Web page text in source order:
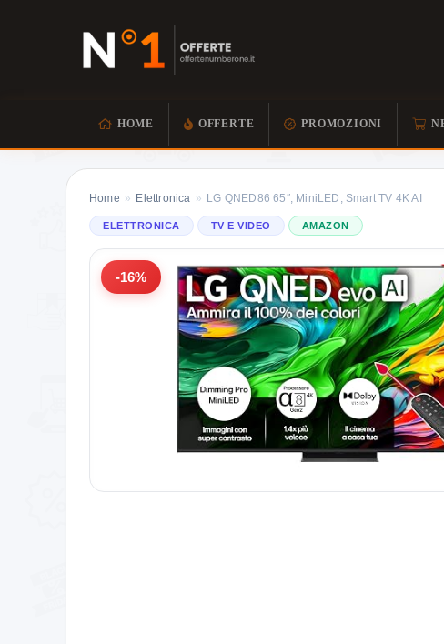
HOME OFFERTE PROMOZIONI
Home » Elettronica » LG QNED86 65″, MiniLED, Smart TV 4K AI
ELETTRONICA TV E VIDEO AMAZON
-16%